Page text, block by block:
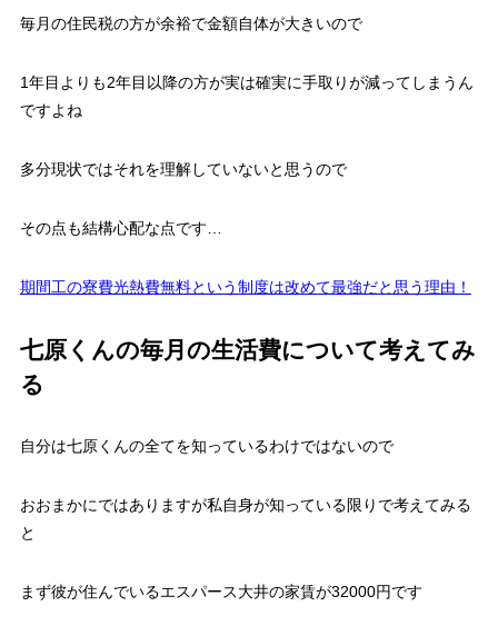
毎月の住民税の方が余裕で金額自体が大きいので
1年目よりも2年目以降の方が実は確実に手取りが減ってしまうん
ですよね
多分現状ではそれを理解していないと思うので
その点も結構心配な点です…
期間工の寮費光熱費無料という制度は改めて最強だと思う理由！
七原くんの毎月の生活費について考えてみ
る
自分は七原くんの全てを知っているわけではないので
おおまかにではありますが私自身が知っている限りで考えてみる
と
まず彼が住んでいるエスパース大井の家賃が32000円です